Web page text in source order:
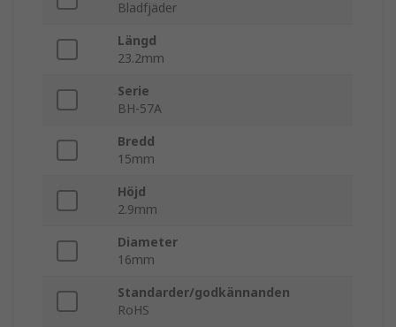
Bladfjäder
Längd
23.2mm
Serie
BH-57A
Bredd
15mm
Höjd
2.9mm
Diameter
16mm
Standarder/godkännanden
RoHS